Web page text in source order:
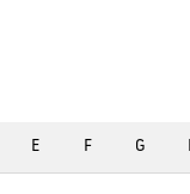
E F G